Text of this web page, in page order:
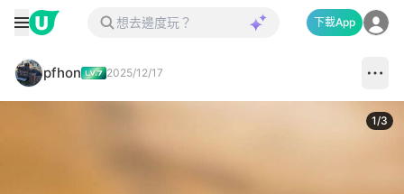
下載App
pfhon 2025/12/17
1/3